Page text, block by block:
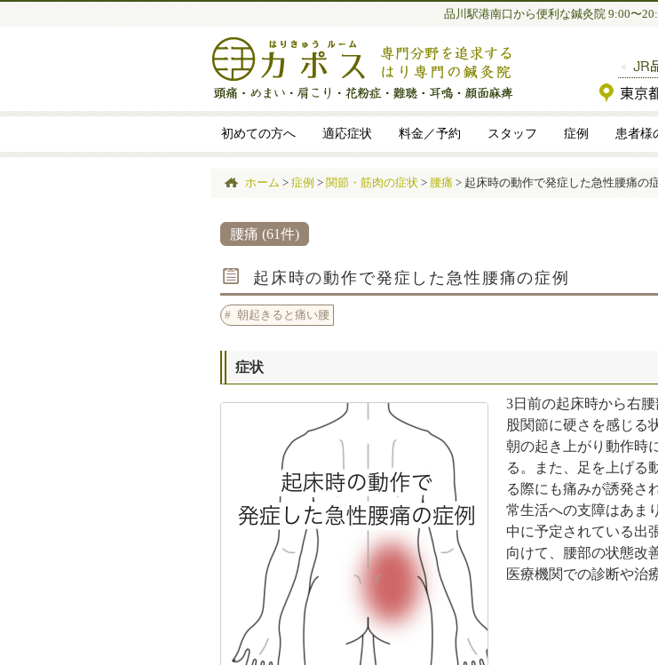
品川駅港南口から便利な鍼灸院 9:00〜
初めての方へ 適応症状 料金／予約 スタッフ 症例 患者様
ホーム > 症例 > 関節・筋肉の症状 > 腰痛 > 起床時の動作で発症した急性腰痛の
腰痛 (61件)
起床時の動作で発症した急性腰痛の症例
朝起きると痛い腰
症状
3日前の起床時から右腰
股関節に硬さを感じる
朝の起き上がり動作時
る。また、足を上げる
る際にも痛みが誘発さ
常生活への支障はあま
中に予定されている出
向けて、腰部の状態改
医療機関での診断や治